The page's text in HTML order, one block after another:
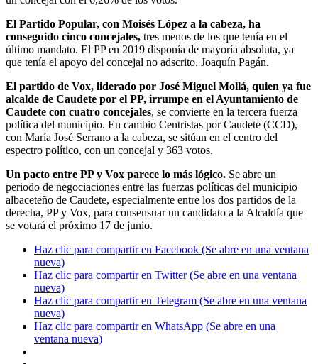
El Partido Popular, con Moisés López a la cabeza, ha
conseguido cinco concejales, tres menos de los que tenía en el
último mandato. El PP en 2019 disponía de mayoría absoluta, ya
que tenía el apoyo del concejal no adscrito, Joaquín Pagán.
El partido de Vox, liderado por José Miguel Mollá, quien ya fue
alcalde de Caudete por el PP, irrumpe en el Ayuntamiento de
Caudete con cuatro concejales, se convierte en la tercera fuerza
política del municipio. En cambio Centristas por Caudete (CCD),
con María José Serrano a la cabeza, se sitúan en el centro del
espectro político, con un concejal y 363 votos.
Un pacto entre PP y Vox parece lo más lógico. Se abre un
periodo de negociaciones entre las fuerzas políticas del municipio
albaceteño de Caudete, especialmente entre los dos partidos de la
derecha, PP y Vox, para consensuar un candidato a la Alcaldía que
se votará el próximo 17 de junio.
Haz clic para compartir en Facebook (Se abre en una ventana
nueva)
Haz clic para compartir en Twitter (Se abre en una ventana
nueva)
Haz clic para compartir en Telegram (Se abre en una ventana
nueva)
Haz clic para compartir en WhatsApp (Se abre en una
ventana nueva)